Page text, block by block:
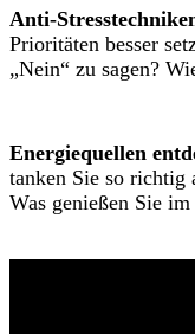
Anti-
Prioritäten besser
„Nein“ zu sagen?
Energiequellen
tanken Sie so
Was genießen Sie